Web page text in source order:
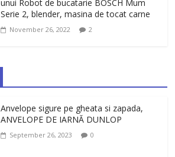
unui Robot de bucatarie BOSCH Mum
Serie 2, blender, masina de tocat carne
November 26, 2022 2
Anvelope sigure pe gheata si zapada,
ANVELOPE DE IARNĂ DUNLOP
September 26, 2023 0